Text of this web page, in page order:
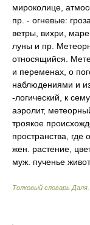
мироколице,
пр. - огневые:
ветры, вихри,
луны и пр.
относящийся.
и переменах, о
наблюдениями и
-логический, к
аэролит,
троякое
пространства,
жен. растение,
муж. пученье
Толковый словарь Даля